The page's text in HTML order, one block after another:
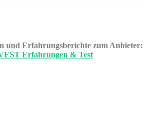
und Erfahrungsberichte zum Anbieter:
Erfahrungen & Test